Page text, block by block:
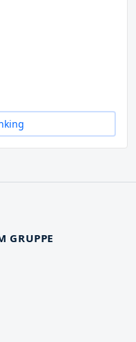
GRUPPE